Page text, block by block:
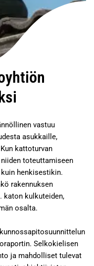
vastuu
asukkaille,
kattoturvan
toteuttamiseen
henkisestikin.
rakennuksen
katon kulkuteiden,
osalta.
Selkokielisen
ja mahdolliset tulevat